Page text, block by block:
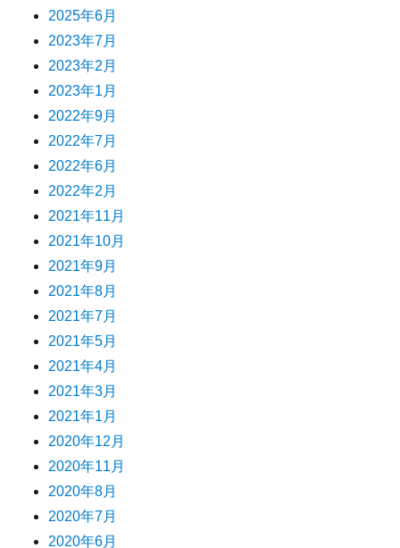
2025年6月
2023年7月
2023年2月
2023年1月
2022年9月
2022年7月
2022年6月
2022年2月
2021年11月
2021年10月
2021年9月
2021年8月
2021年7月
2021年5月
2021年4月
2021年3月
2021年1月
2020年12月
2020年11月
2020年8月
2020年7月
2020年6月